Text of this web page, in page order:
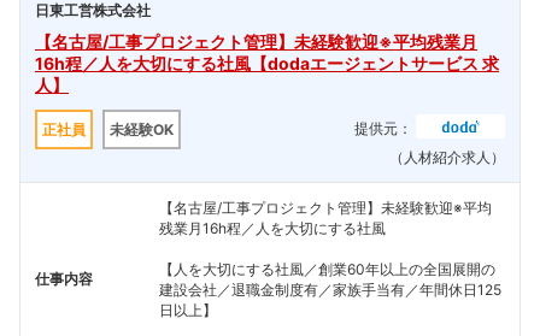
日東工営株式会社
【名古屋/工事プロジェクト管理】未経験歓迎※平均残業月
16h程／人を大切にする社風【dodaエージェントサービス 求
人】
正社員 未経験OK
提供元：
（人材紹介求人）
仕事内容
【名古屋/工事プロジェクト管理】未経験歓迎※平均
残業月16h程／人を大切にする社風
【人を大切にする社風／創業60年以上の全国展開の
建設会社／退職金制度有／家族手当有／年間休日125
日以上】